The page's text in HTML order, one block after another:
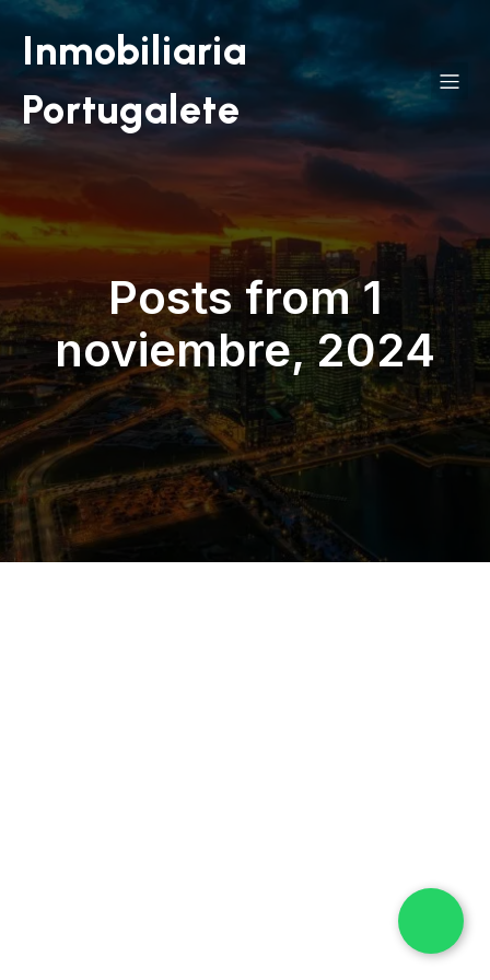
Inmobiliaria
Portugalete
Posts from 1
noviembre, 2024